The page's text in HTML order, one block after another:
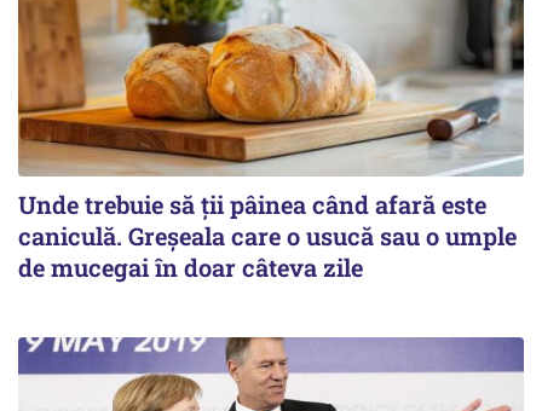
Unde trebuie să ții pâinea când afară este
caniculă. Greșeala care o usucă sau o umple
de mucegai în doar câteva zile